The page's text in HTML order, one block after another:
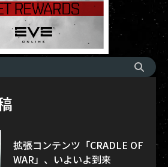
拡張コンテンツ「CRADLE OF
WAR」、いよいよ到来